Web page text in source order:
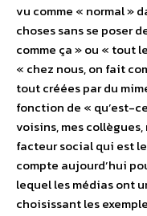
vu comme « normal »
choses sans se poser
comme ça » ou « tout
« chez nous, on fait
tout créées par du
fonction de « qu’est-
voisins, mes collègues,
facteur social qui est
compte aujourd’hui
lequel les médias ont
choisissant les